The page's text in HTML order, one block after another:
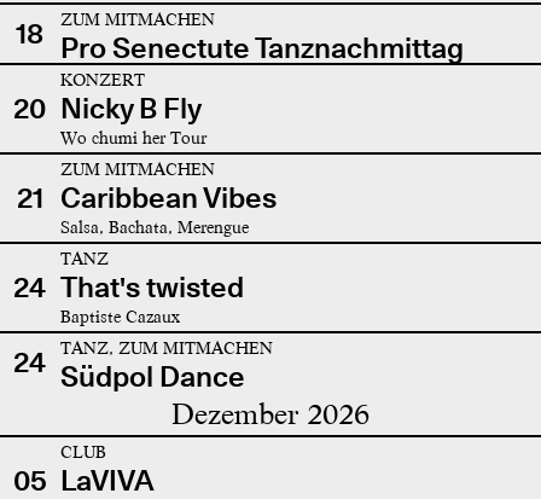
18 ZUM MITMACHEN
Pro Senectute Tanznachmittag
20
KONZERT
Nicky B Fly
Wo chumi her Tour
21
ZUM MITMACHEN
Caribbean Vibes
Salsa, Bachata, Merengue
24
TANZ
That's twisted
Baptiste Cazaux
24 TANZ, ZUM MITMACHEN
Südpol Dance
Dezember 2026
05
CLUB
LaVIVA